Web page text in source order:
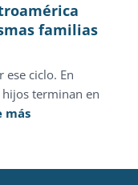
familias
ciclo. En
terminan en
más:
juvenil